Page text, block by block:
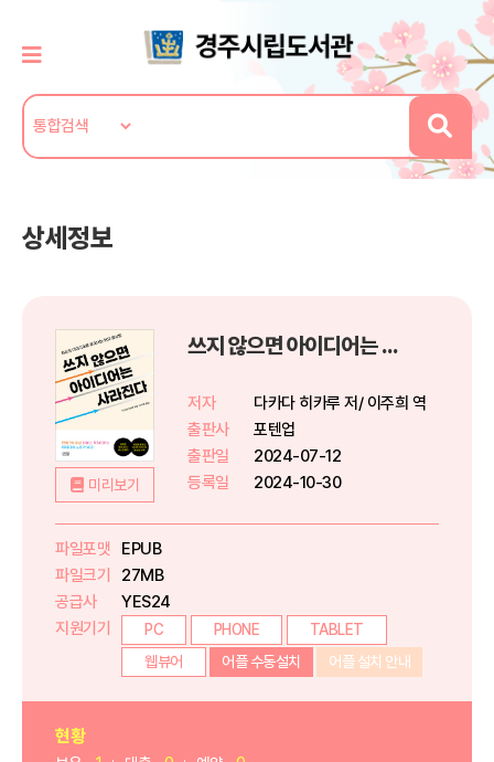
상세정보
미리보기
쓰지 않으면 아이디어는 사라진다
저자
다카다 히카루 저/ 이주희 역
출판사
포텐업
출판일
2024-07-12
등록일
2024-10-30
파일포맷
EPUB
파일크기
27MB
공급사
YES24
지원기기
PC PHONE
TABLET
웹뷰어
어플 수동설치 어플 설치 안내
현황